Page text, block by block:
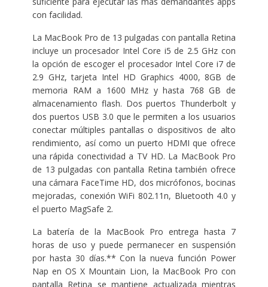
con facilidad.
La MacBook Pro de 13 pulgadas con pantalla Retina
incluye un procesador Intel Core i5 de 2.5 GHz con
la opción de escoger el procesador Intel Core i7 de
2.9 GHz, tarjeta Intel HD Graphics 4000, 8GB de
memoria RAM a 1600 MHz y hasta 768 GB de
almacenamiento flash. Dos puertos Thunderbolt y
dos puertos USB 3.0 que le permiten a los usuarios
conectar múltiples pantallas o dispositivos de alto
rendimiento, así como un puerto HDMI que ofrece
una rápida conectividad a TV HD. La MacBook Pro
de 13 pulgadas con pantalla Retina también ofrece
una cámara FaceTime HD, dos micrófonos, bocinas
mejoradas, conexión WiFi 802.11n, Bluetooth 4.0 y
el puerto MagSafe 2.
La batería de la MacBook Pro entrega hasta 7
horas de uso y puede permanecer en suspensión
por hasta 30 días.** Con la nueva función Power
Nap en OS X Mountain Lion, la MacBook Pro con
pantalla Retina se mantiene actualizada mientras